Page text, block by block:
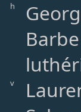
h
v